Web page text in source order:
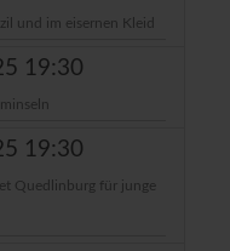
und im eisernen Kleid
19:30
19:30
Quedlinburg für junge